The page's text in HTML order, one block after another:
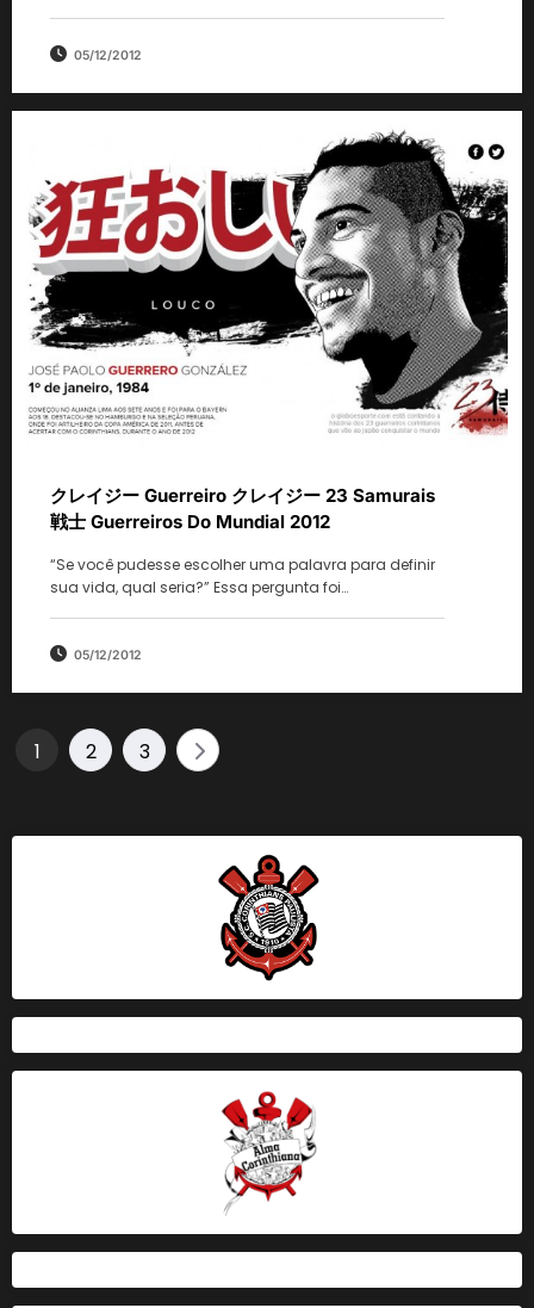
05/12/2012
クレイジー Guerreiro クレイジー 23 Samurais
戦士 Guerreiros Do Mundial 2012
“Se você pudesse escolher uma palavra para definir
sua vida, qual seria?” Essa pergunta foi…
05/12/2012
Paginação
posts
1 2 3